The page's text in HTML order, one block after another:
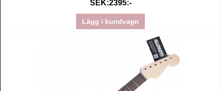
SEK:2395:-
Lägg i kundvagn